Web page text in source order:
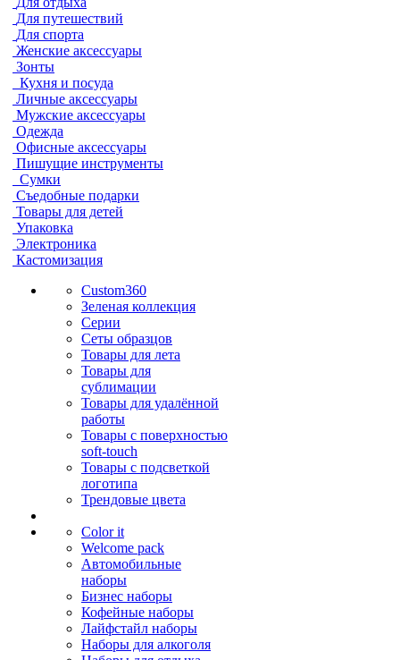
Для путешествий
Для спорта
Женские аксессуары
Зонты
Кухня и посуда
Личные аксессуары
Мужские аксессуары
Одежда
Офисные аксессуары
Пишущие инструменты
Сумки
Съедобные подарки
Товары для детей
Упаковка
Электроника
Кастомизация
Custom360
Зеленая коллекция
Серии
Сеты образцов
Товары для лета
Товары для
сублимации
Товары для удалённой
работы
Товары с поверхностью
soft-touch
Товары с подсветкой
логотипа
Трендовые цвета
Color it
Welcome pack
Автомобильные
наборы
Бизнес наборы
Кофейные наборы
Лайфстайл наборы
Наборы для алкоголя